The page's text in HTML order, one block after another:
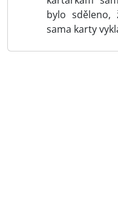
bylo sděleno,
sama karty